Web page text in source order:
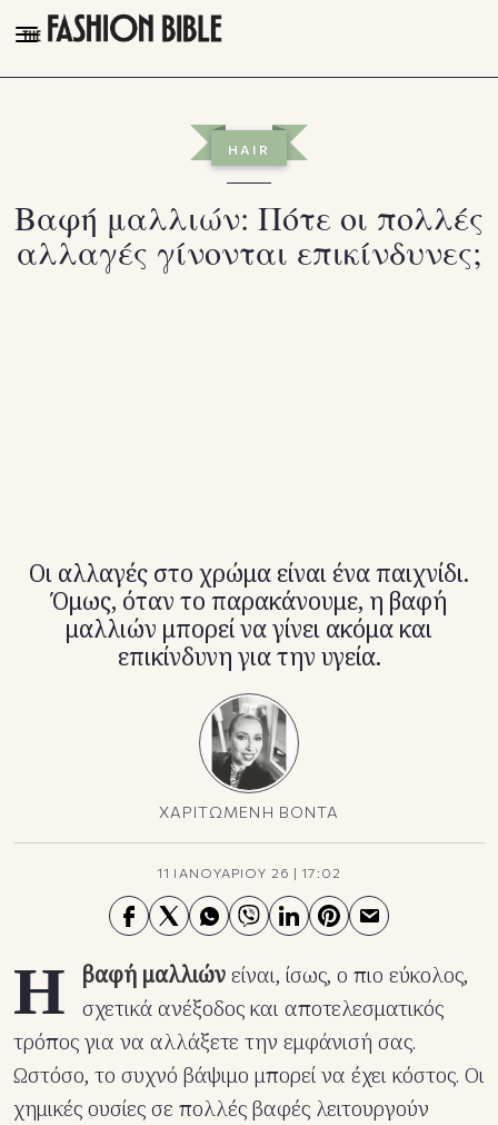
THE FASHION BIBLE
TALK OF THE TOWN
PLEASURES
HAIR
Βαφή μαλλιών: Πότε οι πολλές
αλλαγές γίνονται επικίνδυνες;
Οι αλλαγές στο χρώμα είναι ένα παιχνίδι.
Όμως, όταν το παρακάνουμε, η βαφή
μαλλιών μπορεί να γίνει ακόμα και
επικίνδυνη για την υγεία.
ΧΑΡΙΤΩΜΕΝΗ ΒΟΝΤΑ
11 ΙΑΝΟΥΑΡΙΟΥ 26 |17:02
Η βαφή μαλλιώνείναι, ίσως, ο πιο εύκολος,
σχετικά ανέξοδος και αποτελεσματικός
τρόπος για να αλλάξετε την εμφάνισή σας.
Ωστόσο, το συχνό βάψιμο μπορεί να έχει κόστος. Οι
χημικές ουσίες σε πολλές βαφές λειτουργούν